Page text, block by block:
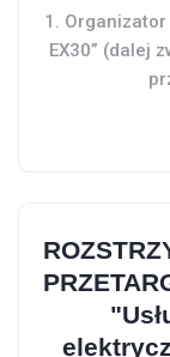
1. Organizator
EX30” (dalej